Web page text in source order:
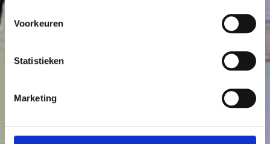
Voorkeuren
Statistieken
Marketing